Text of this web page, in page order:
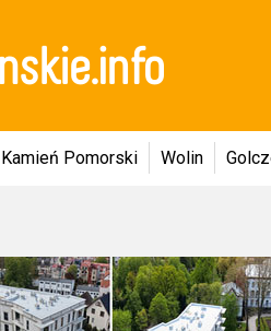
Kamień Pomorski Wolin